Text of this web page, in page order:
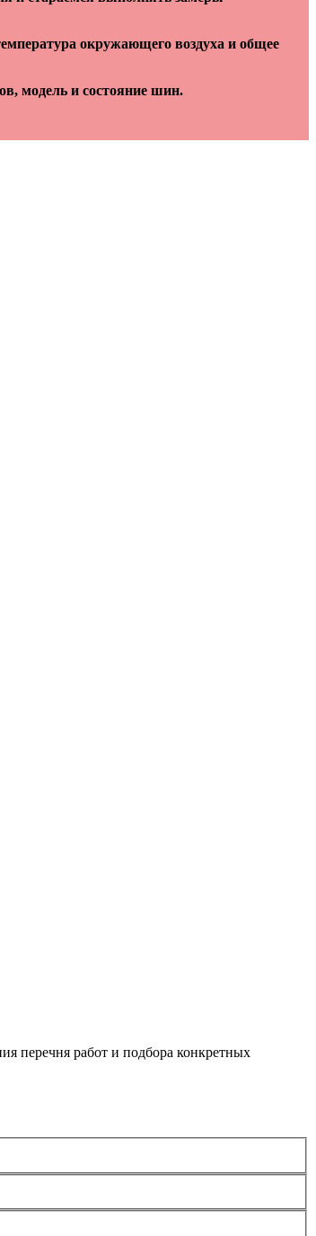
окружающего воздуха и общее
модель и состояние шин.
перечня работ и подбора конкретных